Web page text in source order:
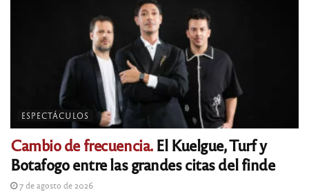
ESPECTÁCULOS
Cambio de frecuencia.El Kuelgue, Turf y
Botafogo entre las grandes citas del finde
7 de agosto de 2026